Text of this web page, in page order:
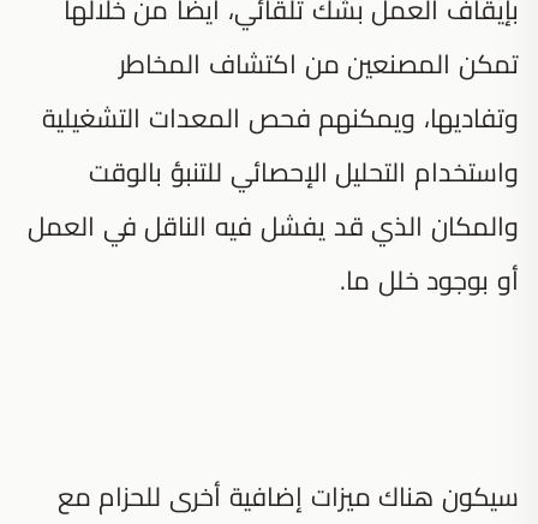
تمكن المصنعين من اكتشاف المخاطر
وتفاديها، ويمكنهم فحص المعدات التشغيلية
واستخدام التحليل الإحصائي للتنبؤ بالوقت
والمكان الذي قد يفشل فيه الناقل في العمل
أو بوجود خلل ما.
سيكون هناك ميزات إضافية أخرى للحزام مع